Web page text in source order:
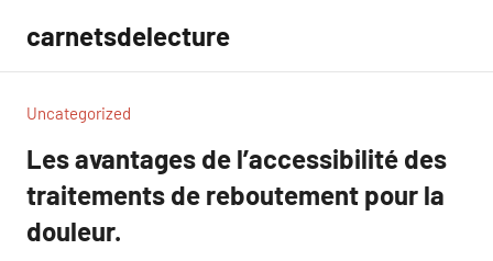
contenu
carnetsdelecture
Uncategorized
Les avantages de l’accessibilité des
traitements de reboutement pour la
douleur.